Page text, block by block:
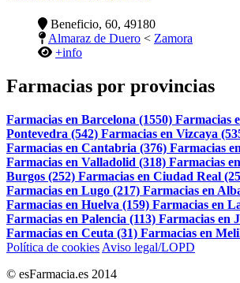
Beneficio, 60, 49180
Almaraz de Duero < Zamora
+info
Farmacias por provincias
Farmacias en Barcelona (1550) Farmacias
Pontevedra (542) Farmacias en Vizcaya
Farmacias en Cantabria (376) Farmacias
Farmacias en Valladolid (318) Farmacias
Burgos (252) Farmacias en Ciudad Real
Farmacias en Lugo (217) Farmacias en
Farmacias en Huelva (159) Farmacias en
Farmacias en Palencia (113) Farmacias en
Farmacias en Ceuta (31) Farmacias en
Política de cookies Aviso legal/LOPD
© esFarmacia.es 2014